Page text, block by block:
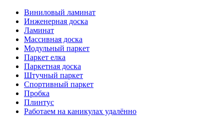
Виниловый ламинат
Инженерная доска
Ламинат
Массивная доска
Модульный паркет
Паркет елка
Паркетная доска
Штучный паркет
Спортивный паркет
Пробка
Плинтус
Работаем на каникулах удалённо